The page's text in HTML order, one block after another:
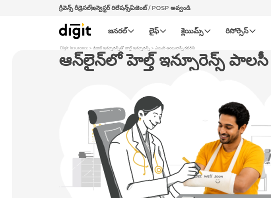
గ్రీవెన్స్ రీడ్రెసల్‌ఇన్వెస్టర్ రిలేషన్స్ఏజెంట్ / POSP అవ్వండి
జనరల్‌ లైఫ్‌ క్లెయిమ్స్‌ రిసోర్సెస్‌
Digit Insurance డిజిట్​ ఇన్సూరెన్స్​తో హెల్త్​ ఇన్సూరెన్స్​ ఎయిర్ అంబులెన్స్ కవర్‌ని
ఆన్​లైన్​లో హెల్త్​ ఇన్సూరెన్స్​ పాలసీ